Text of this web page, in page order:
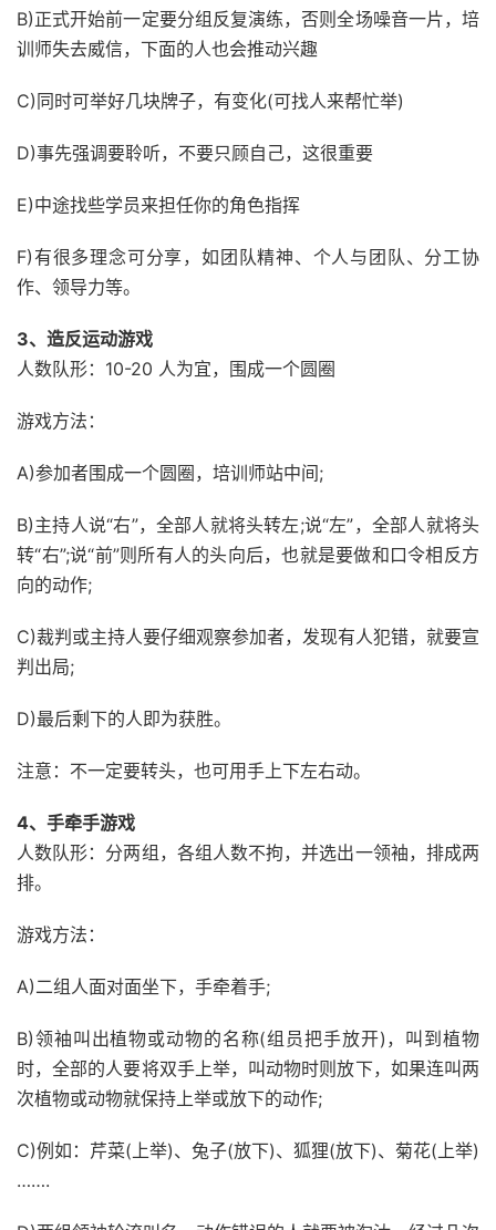
B)正式开始前一定要分组反复演练，否则全场噪音一片，培
训师失去威信，下面的人也会推动兴趣
C)同时可举好几块牌子，有变化(可找人来帮忙举)
D)事先强调要聆听，不要只顾自己，这很重要
E)中途找些学员来担任你的角色指挥
F)有很多理念可分享，如团队精神、个人与团队、分工协
作、领导力等。
3、造反运动游戏
人数队形：10-20 人为宜，围成一个圆圈
游戏方法：
A)参加者围成一个圆圈，培训师站中间;
B)主持人说“右”，全部人就将头转左;说“左”，全部人就将头
转“右”;说“前”则所有人的头向后，也就是要做和口令相反方
向的动作;
C)裁判或主持人要仔细观察参加者，发现有人犯错，就要宣
判出局;
D)最后剩下的人即为获胜。
注意：不一定要转头，也可用手上下左右动。
4、手牵手游戏
人数队形：分两组，各组人数不拘，并选出一领袖，排成两
排。
游戏方法：
A)二组人面对面坐下，手牵着手;
B)领袖叫出植物或动物的名称(组员把手放开)，叫到植物
时，全部的人要将双手上举，叫动物时则放下，如果连叫两
次植物或动物就保持上举或放下的动作;
C)例如：芹菜(上举)、兔子(放下)、狐狸(放下)、菊花(上举)
…….